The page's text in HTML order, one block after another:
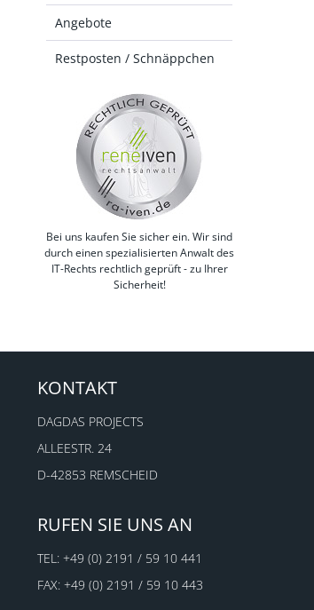
Angebote
Restposten / Schnäppchen
Bei uns kaufen Sie sicher ein. Wir sind
durch einen spezialisierten Anwalt des
IT-Rechts rechtlich geprüft - zu Ihrer
Sicherheit!
KONTAKT
DAGDAS PROJECTS
ALLEESTR. 24
D-42853 REMSCHEID
RUFEN SIE UNS AN
TEL: +49 (0) 2191 / 59 10 441
FAX: +49 (0) 2191 / 59 10 443